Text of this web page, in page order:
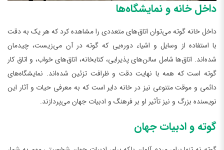
داخل خانه و نمایشگاه‌ها
داخل خانه گوته می‌توان اتاق‌های متعددی را مشاهده کرد که هر یک به دقت
با استفاده از وسایل و اشیاء دوره‌یی که گوته در آن می‌زیست، چیدمان
شده‌اند. اتاق‌ها شامل سالن‌های پذیرایی، کتابخانه، اتاق‌های خواب، و اتاق کار
گوته است که همه با نهایت دقت و ظرافت تزئین شده‌اند. نمایشگاه‌های
دائمی و موقت متنوعی نیز در خانه دایر است که به معرفی حیات و آثار این
نویسنده بزرگ و نیز تأثیر او بر فرهنگ و ادبیات جهان می‌پردازند.
گوته و ادبیات جهان